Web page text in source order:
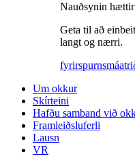
Nauðsynin
Geta til að
langt og nærri.
fyrirspurn
Um okkur
Skírteini
Hafðu samband við
Framleiðsluferli
Lausn
VR